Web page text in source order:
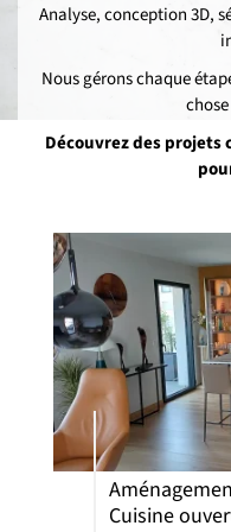
Analyse, conception 3D,
Nous gérons chaque
Découvrez des projets
Cuisine